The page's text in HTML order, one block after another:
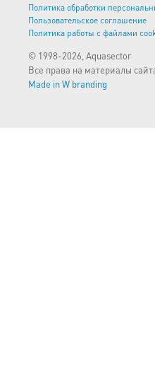
Политика обработки
Пользовательское соглашение
Политика работы с файлами
© 1998-2026, Aquasector
Все права на материалы
Made in W branding